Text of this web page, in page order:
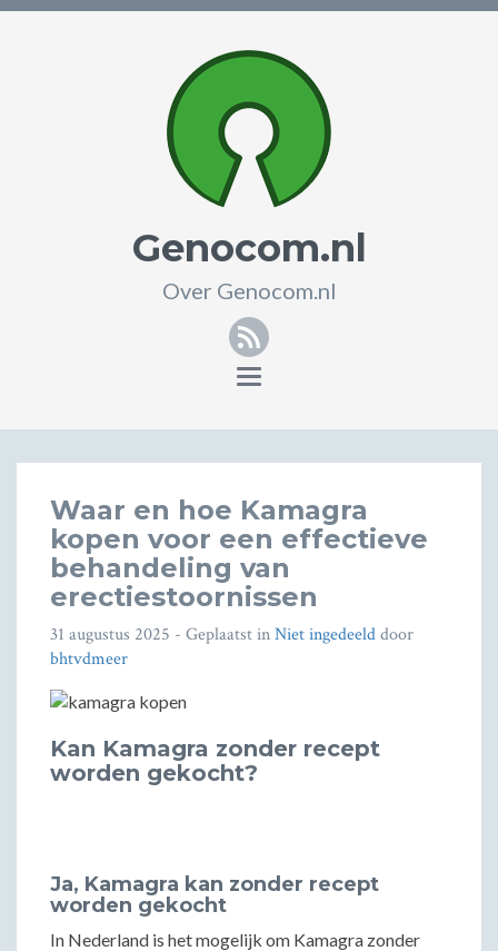
Genocom.nl
Over Genocom.nl
RSS
Toggle
Waar en hoe Kamagra
kopen voor een effectieve
behandeling van
erectiestoornissen
31 augustus 2025 - Geplaatst inNiet ingedeelddoor
bhtvdmeer
Kan Kamagra zonder recept
worden gekocht?
Ja, Kamagra kan zonder recept
worden gekocht
In Nederland is het mogelijk om Kamagra zonder